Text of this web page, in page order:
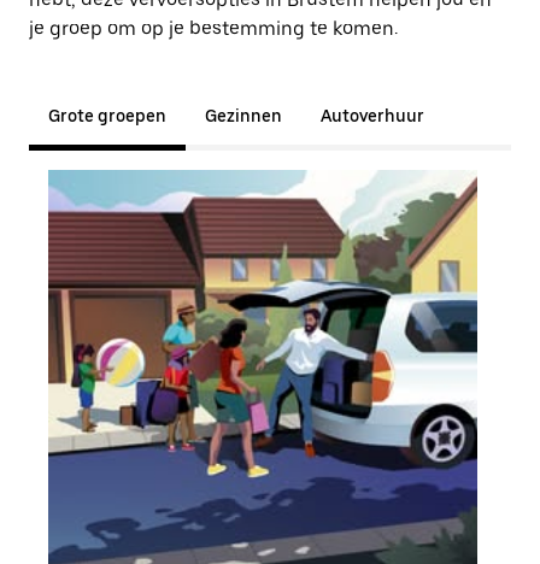
je groep om op je bestemming te komen.
Grote groepen Gezinnen Autoverhuur